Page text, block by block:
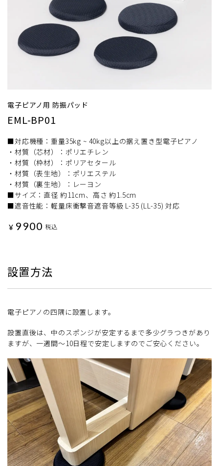
電子ピアノ用 防振パッド
EML-BP01
■対応機種：重量35kg ~ 40kg以上の据え置き型電子ピアノ
・材質（芯材）：ポリエチレン
・材質（枠材）：ポリアセタール
・材質（表生地）：ポリエステル
・材質（裏生地）：レーヨン
■サイズ：直径 約11cm、高さ 約1.5cm
■遮音性能：軽量床衝撃音遮音等級 L-35 (LL-35) 対応
¥ 9900 税込
設置方法
電子ピアノの四隅に設置します。
設置直後は、中のスポンジが安定するまで多少グラつきがあり
ますが、一週間～10日程で安定しますのでご安心ください。